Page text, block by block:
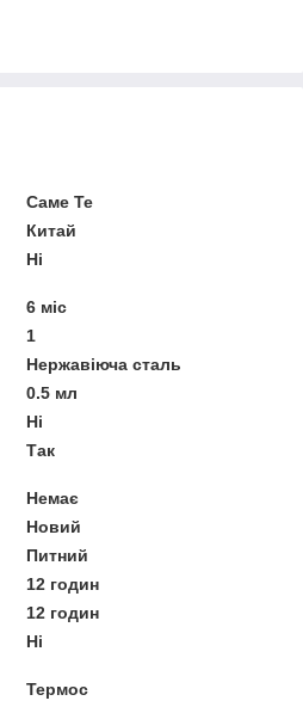
Саме Те
Китай
Ні
6 міс
1
Нержавіюча сталь
0.5 мл
Ні
Так
Немає
Новий
Питний
12 годин
12 годин
Ні
Термос